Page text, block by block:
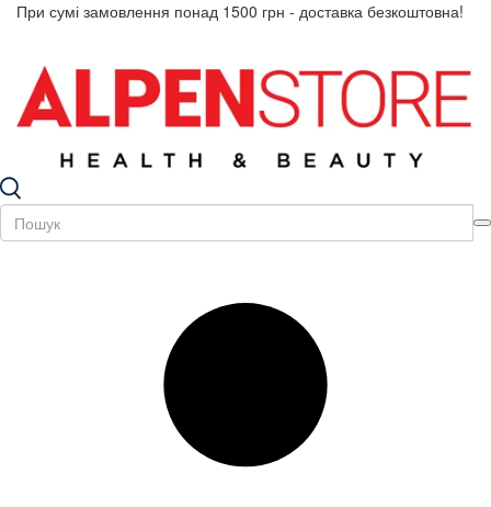
При сумі замовлення понад 1500 грн - доставка безкоштовна!